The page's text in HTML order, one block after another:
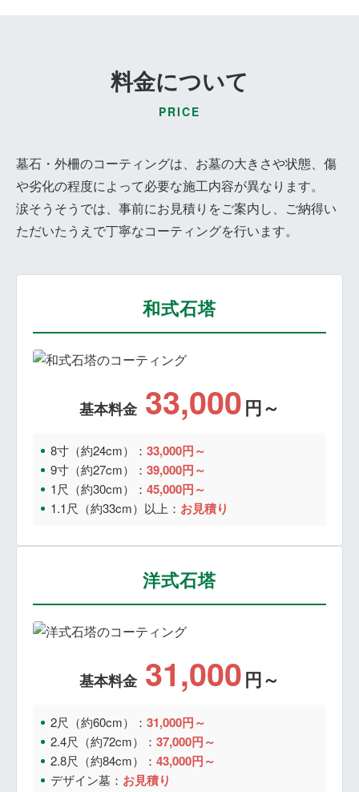
料金について
PRICE
墓石・外柵のコーティングは、お墓の大きさや状態、傷
や劣化の程度によって必要な施工内容が異なります。
涙そうそうでは、事前にお見積りをご案内し、ご納得い
ただいたうえで丁寧なコーティングを行います。
和式石塔
基本料金 33,000円～
8寸（約24cm）： 33,000円～
9寸（約27cm）： 39,000円～
1尺（約30cm）： 45,000円～
1.1尺（約33cm）以上： お見積り
洋式石塔
基本料金 31,000円～
2尺（約60cm）： 31,000円～
2.4尺（約72cm）： 37,000円～
2.8尺（約84cm）： 43,000円～
デザイン墓： お見積り